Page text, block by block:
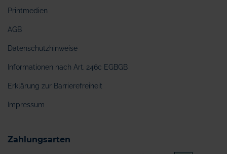
Printmedien
AGB
Datenschutzhinweise
Informationen nach Art. 246c EGBGB
Erklärung zur Barrierefreiheit
Impressum
Zahlungsarten